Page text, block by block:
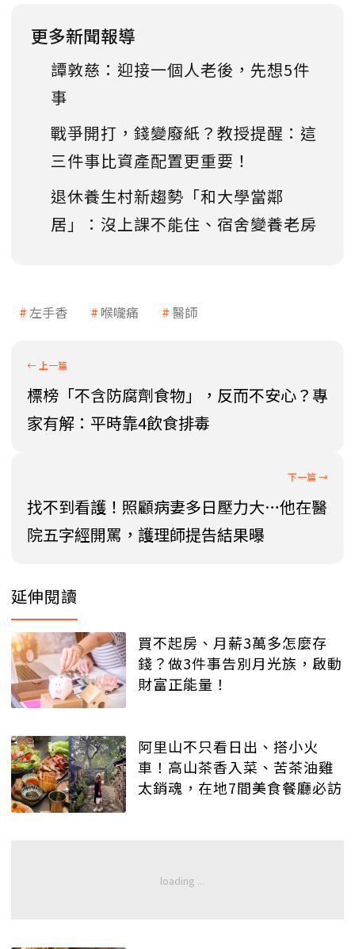
更多新聞報導
譚敦慈：迎接一個人老後，先想5件
事
戰爭開打，錢變廢紙？教授提醒：這
三件事比資產配置更重要！
退休養生村新趨勢「和大學當鄰
居」：沒上課不能住、宿舍變養老房
左手香 喉嚨痛 醫師
標榜「不含防腐劑食物」，反而不安心？專
家有解：平時靠4飲食排毒
找不到看護！照顧病妻多日壓力大…他在醫
院五字經開罵，護理師提告結果曝
延伸閱讀
買不起房、月薪3萬多怎麼存
錢？做3件事告別月光族，啟動
財富正能量！
阿里山不只看日出、搭小火
車！高山茶香入菜、苦茶油雞
太銷魂，在地7間美食餐廳必訪